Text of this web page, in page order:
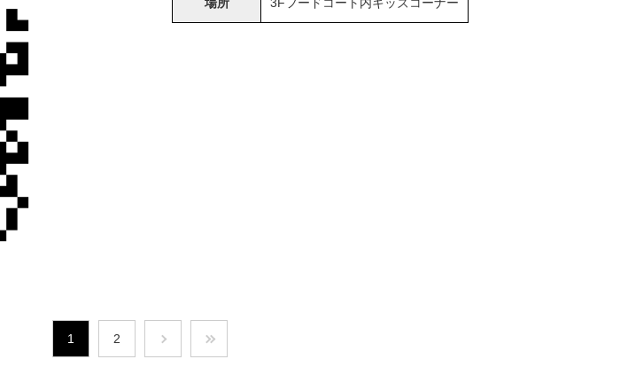
1 2